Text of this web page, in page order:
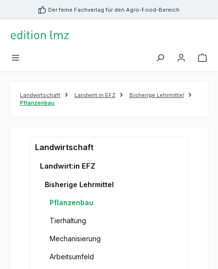
springen Der feine Fachverlag für den Agro-Food-Bereich
Landwirtschaft Landwirt:in EFZ
Bisherige Lehrmittel
Pflanzenbau
Landwirtschaft
Landwirt:in EFZ
Bisherige Lehrmittel
Pflanzenbau
Tierhaltung
Mechanisierung
Arbeitsumfeld